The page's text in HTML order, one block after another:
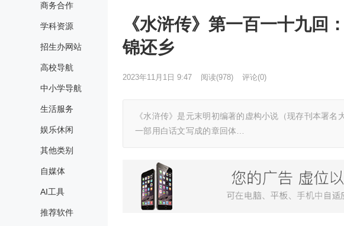
商务合作
学科资源
招生办网站
高校导航
中小学导航
生活服务
娱乐休闲
其他类别
自媒体
AI工具
推荐软件
《水浒传》第一百一十九
锦还乡
2023年11月1日 9:47 阅读(978) 评论(0)
《水浒传》是元末明初编著的虚构小说（现存刊本署
一部用白话文写成的章回体…